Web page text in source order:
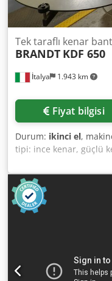
İtalya 1.943 km
Tek taraflı kenar
BRANDT KDF 650
Fiyat bilgisi
Durum: ikinci el,
tipi: ince kenar, güçlü
sistemi: EVA
ünite: evet Dsdpfx Aox
hızı: 18 m/dak
birimleri: 7 hayır